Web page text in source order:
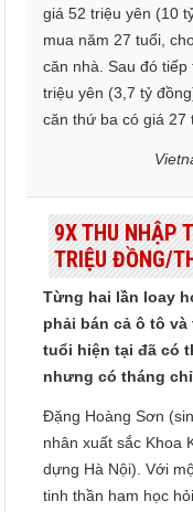
giá 52 triệu yên (10
mua năm 27 tuổi,
căn nhà. Sau đó
triệu yên (3,7 tỷ
căn thứ ba có giá 27
9X THU NHẬP
TRIỆU ĐỒNG/
Từng hai lần loay
phải bán cả ô tô
tuổi hiện tại đã có
nhưng có tháng
Đặng Hoàng Sơn
nhân xuất sắc Khoa
dựng Hà Nội). Với
tinh thần ham học